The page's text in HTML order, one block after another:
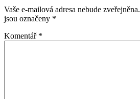
Vaše e-mailová adresa nebude zveřejněna.
jsou označeny *
Komentář *